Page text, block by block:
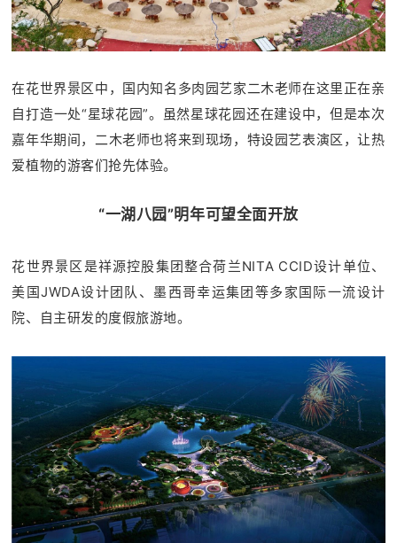
在花世界景区中，国内知名多肉园艺家二木老师在这里正在亲
自打造一处“星球花园”。虽然星球花园还在建设中，但是本次
嘉年华期间，二木老师也将来到现场，特设园艺表演区，让热
爱植物的游客们抢先体验。
“一湖八园”明年可望全面开放
花世界景区是祥源控股集团整合荷兰NITA CCID设计单位、
美国JWDA设计团队、墨西哥幸运集团等多家国际一流设计
院、自主研发的度假旅游地。